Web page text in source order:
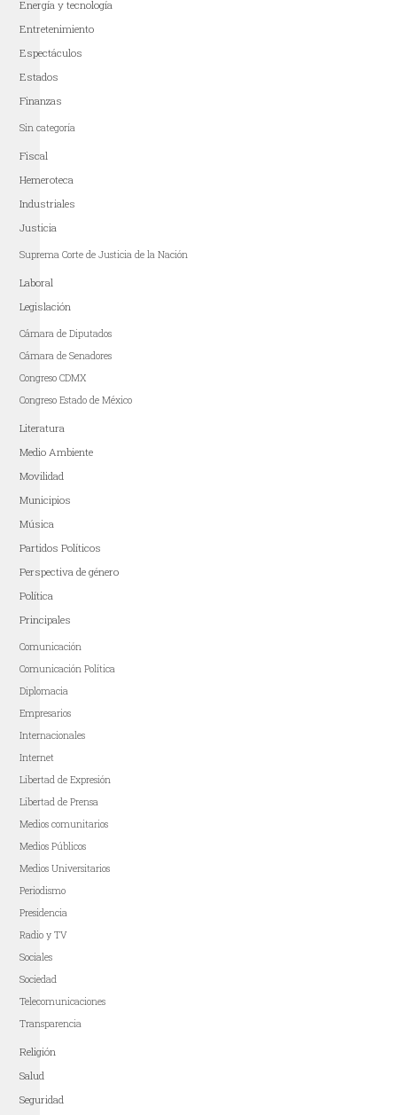
Energía y tecnología
Entretenimiento
Espectáculos
Estados
Finanzas
Sin categoría
Fiscal
Hemeroteca
Industriales
Justicia
Suprema Corte de Justicia de la Nación
Laboral
Legislación
Cámara de Diputados
Cámara de Senadores
Congreso CDMX
Congreso Estado de México
Literatura
Medio Ambiente
Movilidad
Municipios
Música
Partidos Políticos
Perspectiva de género
Política
Principales
Comunicación
Comunicación Política
Diplomacia
Empresarios
Internacionales
Internet
Libertad de Expresión
Libertad de Prensa
Medios comunitarios
Medios Públicos
Medios Universitarios
Periodismo
Presidencia
Radio y TV
Sociales
Sociedad
Telecomunicaciones
Transparencia
Religión
Salud
Seguridad